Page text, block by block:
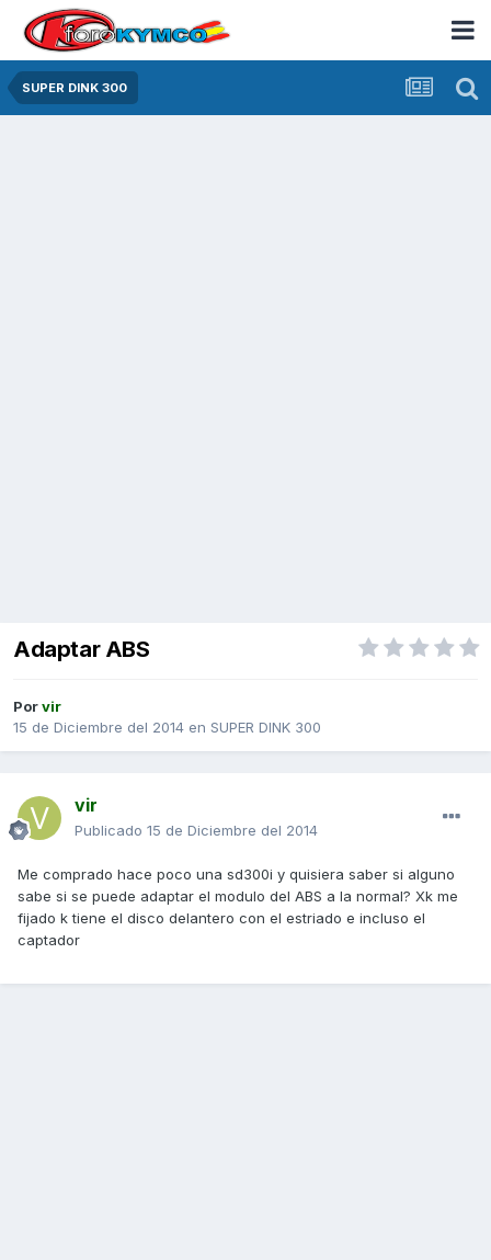
SUPER DINK 300
Adaptar ABS
Porvir
15 de Diciembre del 2014 en SUPER DINK 300
vir
Publicado 15 de Diciembre del 2014
Me comprado hace poco una sd300i y quisiera saber si alguno
sabe si se puede adaptar el modulo del ABS a la normal? Xk me
fijado k tiene el disco delantero con el estriado e incluso el
captador